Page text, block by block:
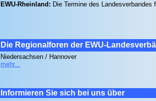
EWU-Rheinland: Die Termine des Landesverbandes
Die Regionalforen der EWU-
Niedersachsen / Hannover
mehr...
Informieren Sie sich bei uns über